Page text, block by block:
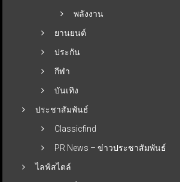
พลังงาน
ยานยนต์
ประกัน
กีฬา
บันเทิง
ประชาสัมพันธ์
Classicfind
PR News – ข่าวประชาสัมพันธ์
ไลฟ์สไตล์